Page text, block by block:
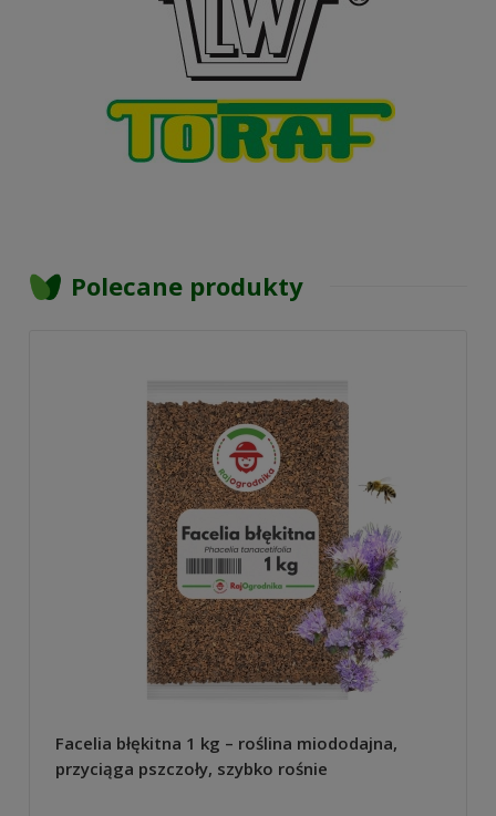
Polecane produkty
Facelia błękitna 1 kg – roślina miododajna,
przyciąga pszczoły, szybko rośnie